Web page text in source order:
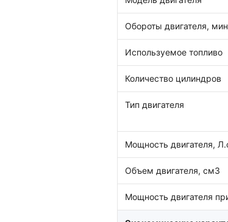
Обороты двигателя,
Используемое топливо
Количество цилиндров
Тип двигателя
Мощность двигателя,
Объем двигателя, см3
Мощность двигателя